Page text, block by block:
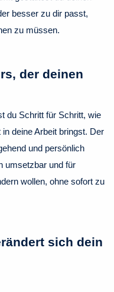
besser zu dir passt,
zu müssen.
der deinen
du Schritt für Schritt, wie
deine Arbeit bringst. Der
und persönlich
umsetzbar und für
wollen, ohne sofort zu
sich dein